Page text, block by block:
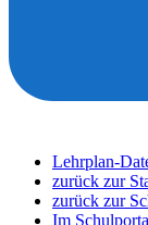
Lehrplan-
zurück zur
zurück zur
Im